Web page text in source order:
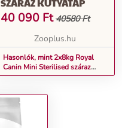
40 090 Ft 40580 Ft
Zooplus.hu
Hasonlók, mint 2x8kg Royal
Canin Mini Sterilised száraz
kutyatáp